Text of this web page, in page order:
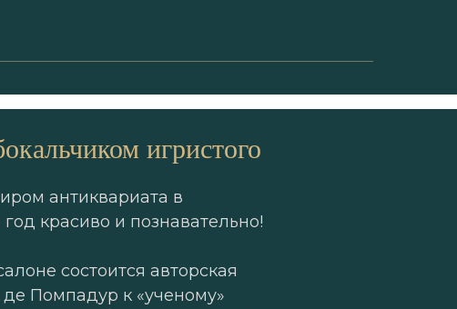
игристого
антиквариата в
красиво и познавательно!
состоится авторская
Помпадур к «ученому»